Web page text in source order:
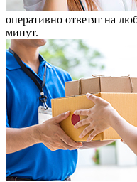
оперативно ответят на
минут.